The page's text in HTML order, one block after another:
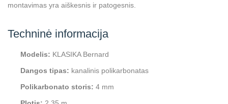
montavimas yra aiškesnis ir patogesnis.
Techninė informacija
Modelis: KLASIKA Bernard
Dangos tipas: kanalinis polikarbonatas
Polikarbonato storis: 4 mm